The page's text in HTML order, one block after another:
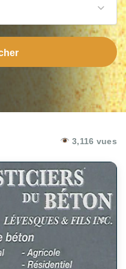
3,116 vues